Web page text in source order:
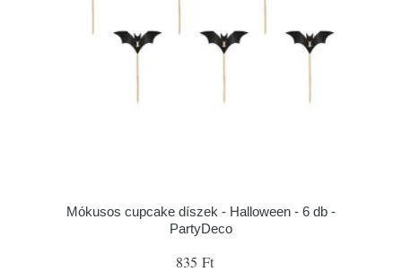
Mókusos cupcake díszek - Halloween - 6 db -
PartyDeco
835 Ft